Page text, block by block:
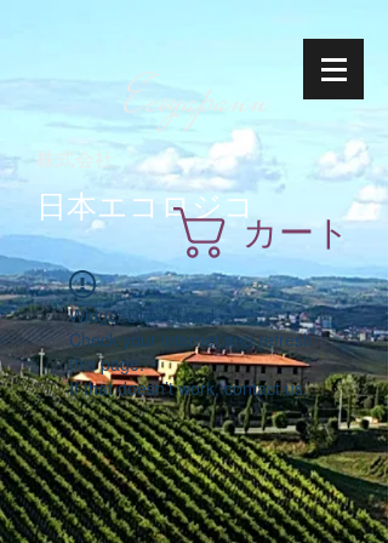
Ecoyapann
株式会社
日本エコロジコカート
Widget Didn’t Load
Check your internet and refresh
this page.
If that doesn’t work, contact us.